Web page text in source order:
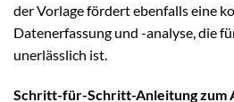
der Vorlage fördert ebenfalls eine
Datenerfassung und -analyse, die
unerlässlich ist.
Schritt-für-Schritt-Anleitung zum